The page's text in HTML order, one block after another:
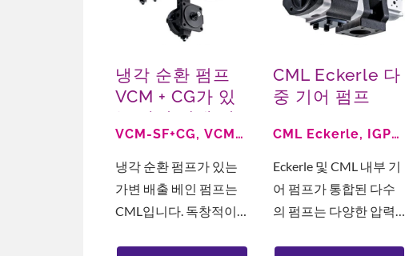
냉각 순환 펌프
VCM + CG가 있
는 가변 날개 펌
프
VCM-SF+CG, VCM-
DF+CG
냉각 순환 펌프가 있는
가변 배출 베인 펌프는
CML입니다. 독창적이
CML Eckerle 다
중 기어 펌프
ECKERLE를 결
합합니다.
CML Eckerle, IGP
EIPH IGP
Eckerle 및 CML 내부 기
어 펌프가 통합된 다수
의 펌프는 다양한 압력